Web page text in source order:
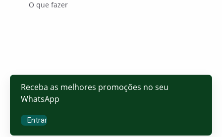
O que fazer
Receba as melhores promoções no seu
WhatsApp
Entrar